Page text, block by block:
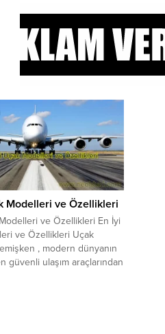
Modelleri ve Özellikleri
ve Özellikleri En İyi
ve Özellikleri Uçak
, modern dünyanın
güvenli ulaşım araçlarından
uçak teknolojisi
çok farklı uçak modeli